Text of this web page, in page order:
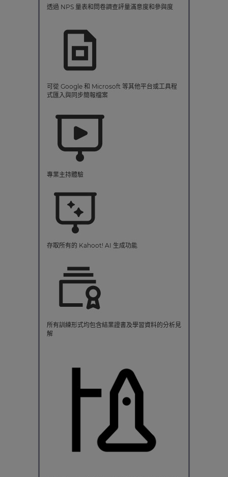
透過 NPS 量表和問卷調查評量滿意度和參與度
可從 Google 和 Microsoft 等其他平台或工具程
式匯入與同步簡報檔案
專業主持體驗
存取所有的 Kahoot! AI 生成功能
所有訓練形式均包含結業證書及學習資料的分析見
解